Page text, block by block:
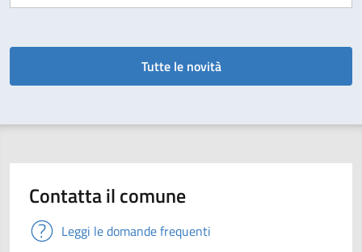
Tutte le novità
Contatta il comune
Leggi le domande frequenti